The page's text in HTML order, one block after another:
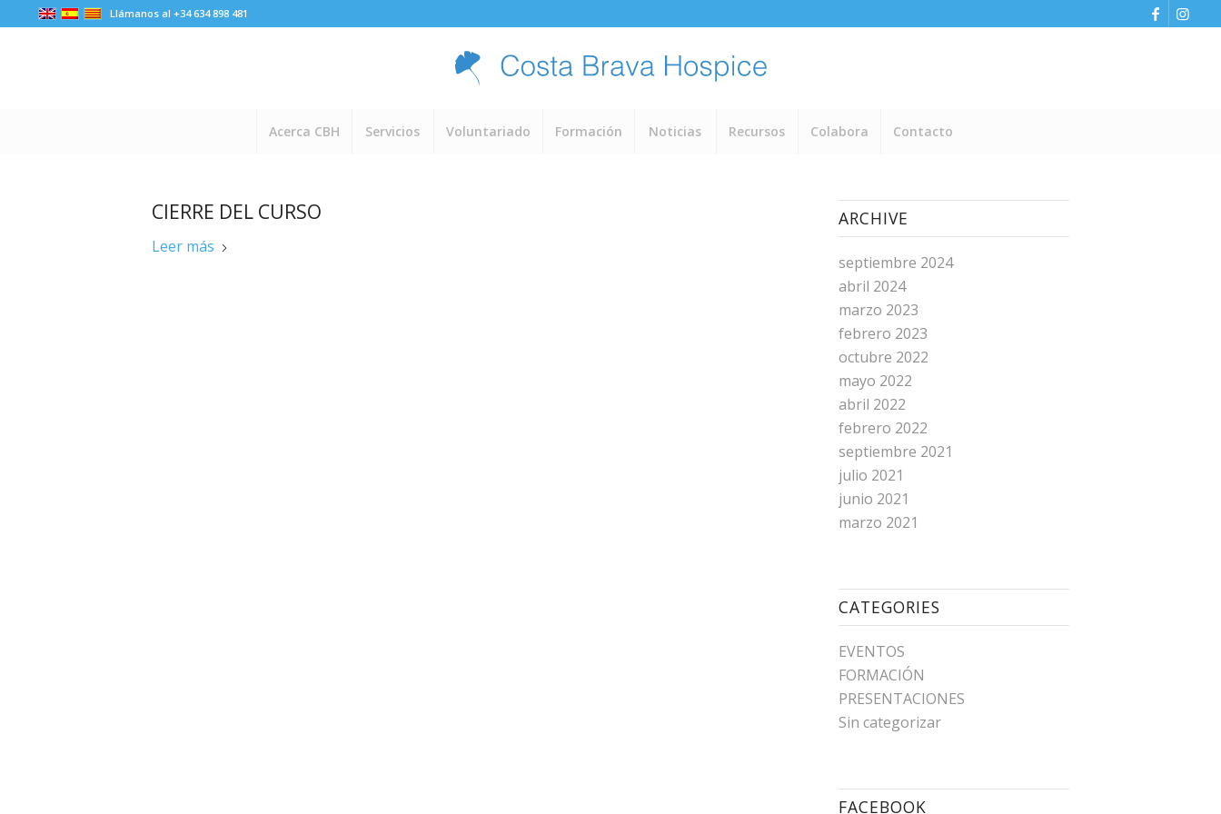
Llámanos al +34 634 898 481
Acerca CBH Servicios Voluntariado Formación Noticias Recursos Colabora Contacto
CIERRE DEL CURSO
Leer más
ARCHIVE
septiembre 2024
abril 2024
marzo 2023
febrero 2023
octubre 2022
mayo 2022
abril 2022
febrero 2022
septiembre 2021
julio 2021
junio 2021
marzo 2021
CATEGORIES
EVENTOS
FORMACIÓN
PRESENTACIONES
Sin categorizar
FACEBOOK